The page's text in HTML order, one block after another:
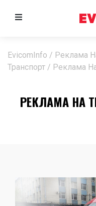
EvicomInfo / Реклама
Транспорт / Реклама
РЕКЛАМА НА